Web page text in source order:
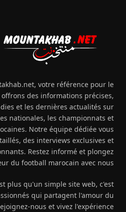
votre référence pour le
des informations précises,
et les dernières actualités sur
nationales, les championnats et
Notre équipe dédiée vous
des interviews exclusives et
Restez informé et plongez
du football marocain avec nous.
plus qu'un simple site web, c'est
qui partagent l'amour du
nous et vivez l'expérience